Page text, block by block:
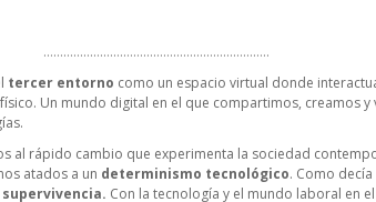
…………………………………………………………..
tercer entorno como un espacio virtual donde
Un mundo digital en el que compartimos, creamos y
al rápido cambio que experimenta la sociedad
atados a un determinismo tecnológico. Como decía
Con la tecnología y el mundo laboral en